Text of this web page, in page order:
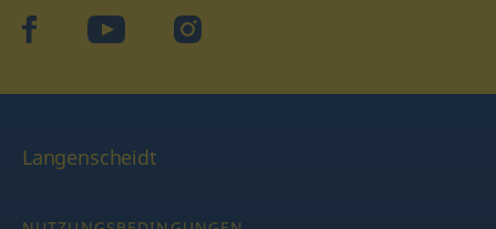
facebookYouTube Instagram
Langenscheidt